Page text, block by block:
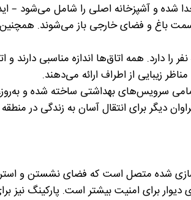
شده و آشپزخانه اصلی را شامل می‌شود –
سمت باغ و فضای خارجی باز می‌شوند.
دارد. همه اتاق‌ها اندازه مناسبی دارند و
زیبایی از اطراف ارائه می‌دهند.
سرویس‌های بهداشتی ساخته شده و
دیگر برای انتقال آسان به زندگی در منطقه
بالغ و محوطه‌سازی شده متصل است که فضای نشستن و
برای امنیت بیشتر است. پارکینگ نیز